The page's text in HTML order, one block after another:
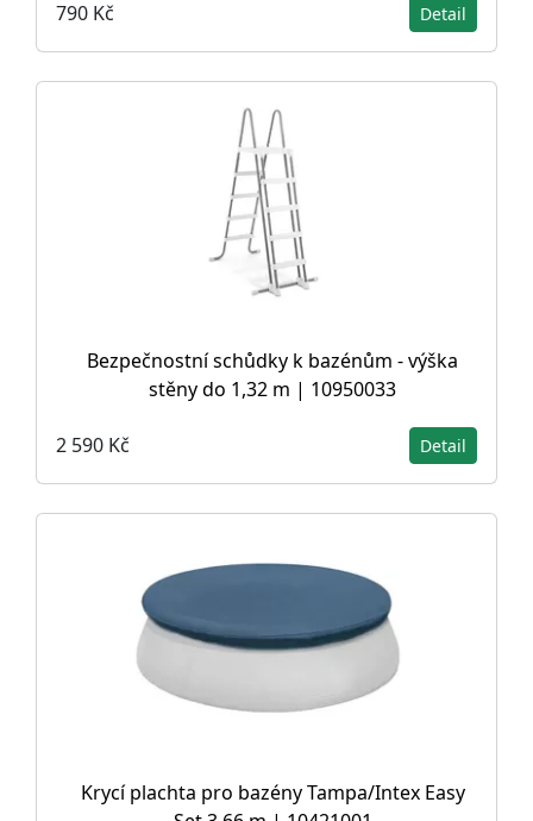
790 Kč Detail
Bezpečnostní schůdky k bazénům - výška
stěny do 1,32 m | 10950033
2 590 Kč Detail
Krycí plachta pro bazény Tampa/Intex Easy